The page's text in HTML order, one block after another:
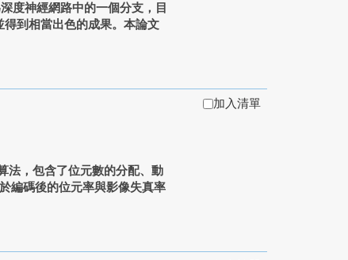
度神經網路中的一個分支，目
到相當出色的成果。本論文
法，包含了位元數的分配、動
編碼後的位元率與影像失真率
加入清單